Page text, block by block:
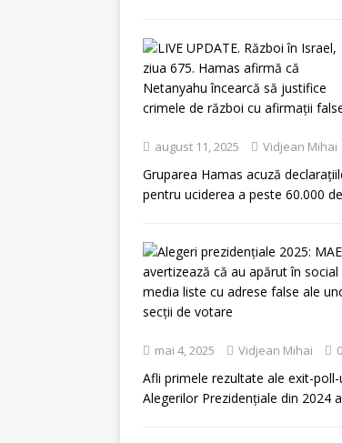
august 11, 2025 Vidjean Mihai
Gruparea Hamas acuză
pentru uciderea a peste 60.000
mai 4, 2025 Vidjean Mihai 0
Afli primele rezultate ale exit-
Alegerilor Prezidențiale din 2024